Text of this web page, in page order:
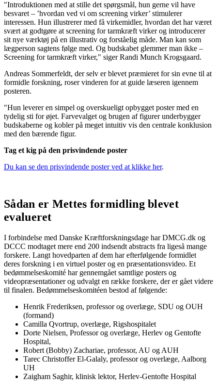
"Introduktionen med at stille det spørgsmål, hun gerne vil have
besvaret – ’hvordan ved vi om screening virker’ stimulerer
interessen. Hun illustrerer med få virkemidler, hvordan det har været
svært at godtgøre at screening for tarmkræft virker og introducerer
sit nye værktøj på en illustrativ og forståelig måde. Man kan som
lægperson sagtens følge med. Og budskabet glemmer man ikke –
Screening for tarmkræft virker," siger Randi Munch Krogsgaard.
Andreas Sommerfeldt, der selv er blevet præmieret for sin evne til at
formidle forskning, roser vinderen for at guide læseren igennem
posteren.
"Hun leverer en simpel og overskueligt opbygget poster med en
tydelig sti for øjet. Farvevalget og brugen af figurer underbygger
budskaberne og kobler på meget intuitiv vis den centrale konklusion
med den bærende figur.
Tag et kig på den prisvindende poster
Du kan se den prisvindende poster ved at klikke her.
Sådan er Mettes formidling blevet
evalueret
I forbindelse med Danske Kræftforskningsdage har DMCG.dk og
DCCC modtaget mere end 200 indsendt abstracts fra ligeså mange
forskere. Langt hovedparten af dem har efterfølgende formidlet
deres forskning i en virtuel poster og en præsentationsvideo. Et
bedømmelseskomité har gennemgået samtlige posters og
videopræsentationer og udvalgt en række forskere, der er gået videre
til finalen. Bedømmelseskomitéen bestod af følgende:
Henrik Frederiksen, professor og overlæge, SDU og OUH
(formand)
Camilla Qvortrup, overlæge, Rigshospitalet
Dorte Nielsen, Professor og overlæge, Herlev og Gentofte
Hospital,
Robert (Bobby) Zachariae, professor, AU og AUH
Tarec Christoffer El-Galaly, professor og overlæge, Aalborg
UH
Zaigham Saghir, klinisk lektor, Herlev-Gentofte Hospital